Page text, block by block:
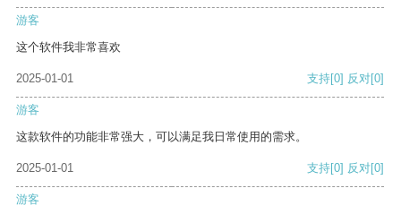
游客
这个软件我非常喜欢
2025-01-01 支持[0] 反对[0]
游客
这款软件的功能非常强大，可以满足我日常使用的需求。
2025-01-01 支持[0] 反对[0]
游客